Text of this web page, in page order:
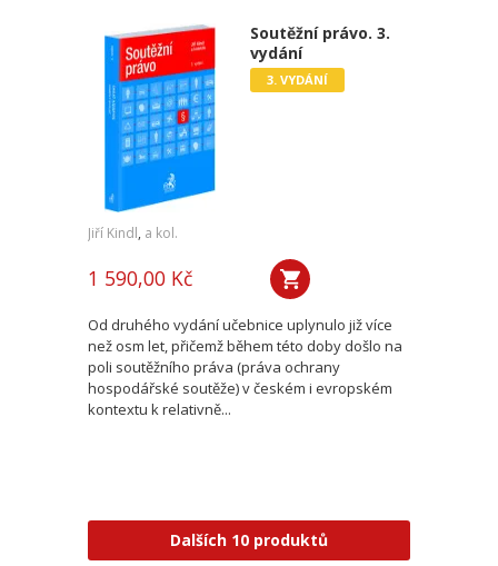
Soutěžní právo. 3.
vydání
3. VYDÁNÍ
Jiří Kindl, a kol.
1 590,00 Kč
Od druhého vydání učebnice uplynulo již více
než osm let, přičemž během této doby došlo na
poli soutěžního práva (práva ochrany
hospodářské soutěže) v českém i evropském
kontextu k relativně...
Dalších 10 produktů